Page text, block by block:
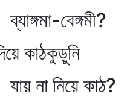
বেঙ্গমী?
কাঠকুড়ুনি
নিয়ে কাঠ?